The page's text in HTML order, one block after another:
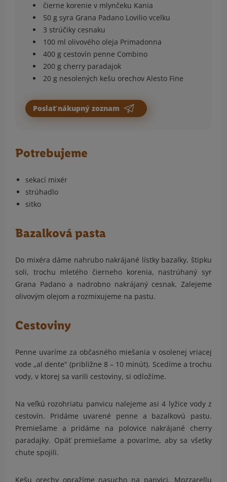
čierne korenie v mlynčeku Kania
50 g syra Grana Padano Lovilio vcelku
3 strúčiky cesnaku
100 ml olivového oleja Primadonna
400 g cestovín penne Combino
200 g cherry paradajok
20 g nesolených kešu orechov Alesto Fine
Poslať nákupný zoznam
Potrebujeme
sekací mixér
strúhadlo
sitko
Bazalková pasta
Do mixéra dáme nahrubo nakrájané lístky bazalky, štipku
soli, trochu mletého čierneho korenia, nastrúhaný syr
Grana Padano a nadrobno nakrájaný cesnak. Zalejeme
olivovým olejom a rozmixujeme na pastu.
Cestoviny
Penne uvaríme za občasného miešania v osolenej vriacej
vode „al dente“ (približne 8 – 10 minút). Scedíme a trochu
vody, v ktorej sa varili cestoviny, si odložíme.
Na veľkú rozohriatu panvicu nalejeme asi 4 lyžice vody z
cestovín. Pridáme uvarené penne a bazalkovú pastu.
Premiešame a pridáme na polovice nakrájané cherry
paradajky. Opäť premiešame a povaríme, aby sa všetky
chute spojili.
Kešu orechy opražíme nasucho na panvici. Mozzarellu